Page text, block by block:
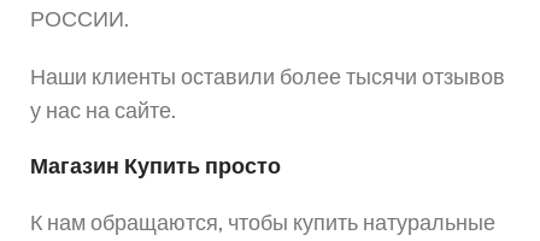
РОССИИ.
Наши клиенты оставили более тысячи отзывов
у нас на сайте.
Магазин Купить просто
К нам обращаются, чтобы купить натуральные